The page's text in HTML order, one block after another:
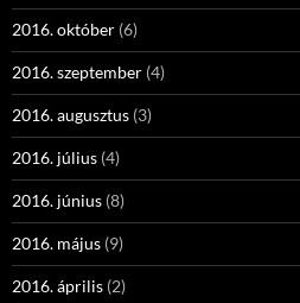
2016. október (6)
2016. szeptember (4)
2016. augusztus (3)
2016. július (4)
2016. június (8)
2016. május (9)
2016. április (2)